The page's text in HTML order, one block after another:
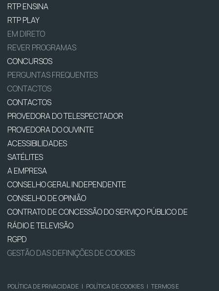
RTP ENSINA
RTP PLAY
EM DIRETO
REVER PROGRAMAS
CONCURSOS
PERGUNTAS FREQUENTES
CONTACTOS
CONTACTOS
PROVEDORA DO TELESPECTADOR
PROVEDORA DO OUVINTE
ACESSIBILIDADES
SATÉLITES
A EMPRESA
CONSELHO GERAL INDEPENDENTE
CONSELHO DE OPINIÃO
CONTRATO DE CONCESSÃO DO SERVIÇO PÚBLICO DE
RÁDIO E TELEVISÃO
RGPD
GESTÃO DAS DEFINIÇÕES DE COOKIES
POLÍTICA DE PRIVACIDADE | POLÍTICA DE COOKIES | TERMOS E